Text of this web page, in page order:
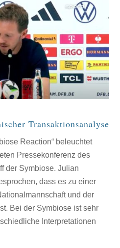
Transaktionsanalyse
Reaction“ beleuchtet
Pressekonferenz des
der Symbiose. Julian
dass es zu einer
und der
Bei der Symbiose ist sehr
Interpretationen